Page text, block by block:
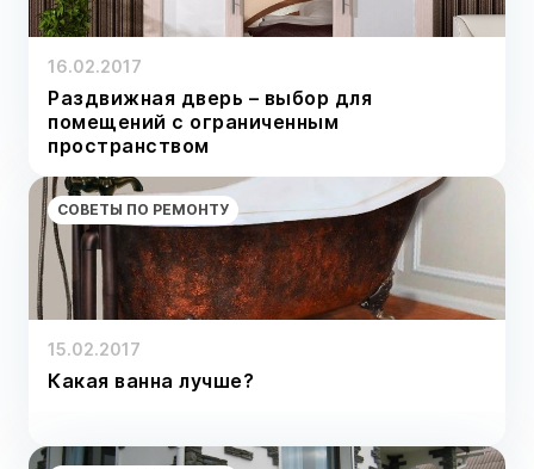
16.02.2017
Раздвижная дверь – выбор для
помещений с ограниченным
пространством
СОВЕТЫ ПО РЕМОНТУ
15.02.2017
Какая ванна лучше?